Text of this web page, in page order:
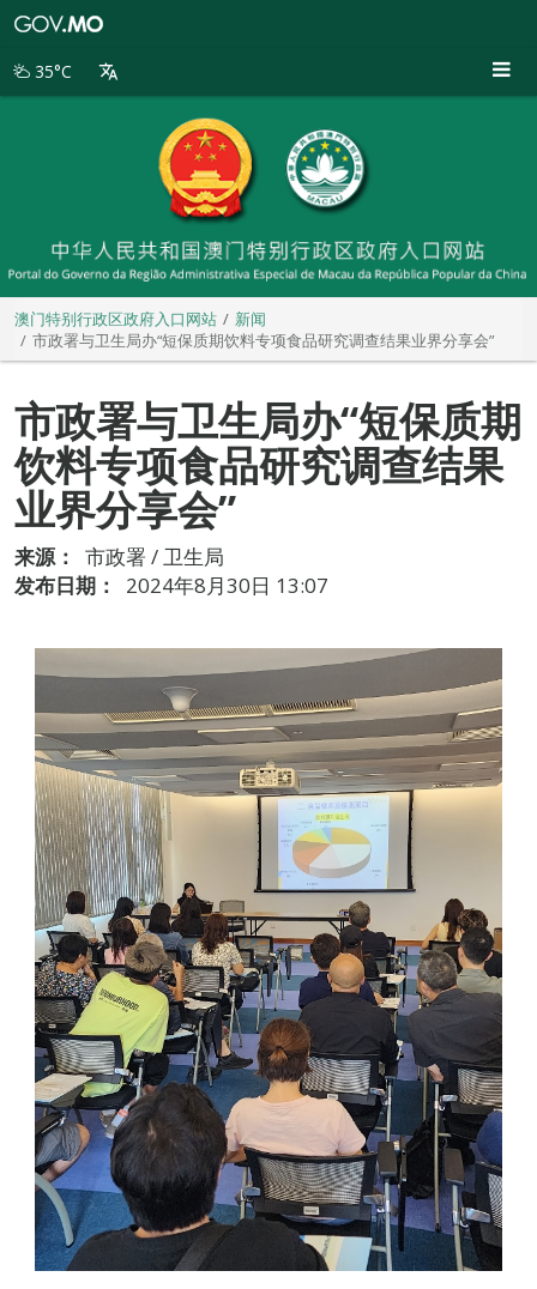
别
35°C
澳门特别行政区政府入口网站
新闻
市政署与卫生局办“短保质期饮料专项食品研究调查结果业界分享会”
市政署与卫生局办“短保质期
饮料专项食品研究调查结果
业界分享会”
来源：
市政署 / 卫生局
发布日期：
2024年8月30日 13:07